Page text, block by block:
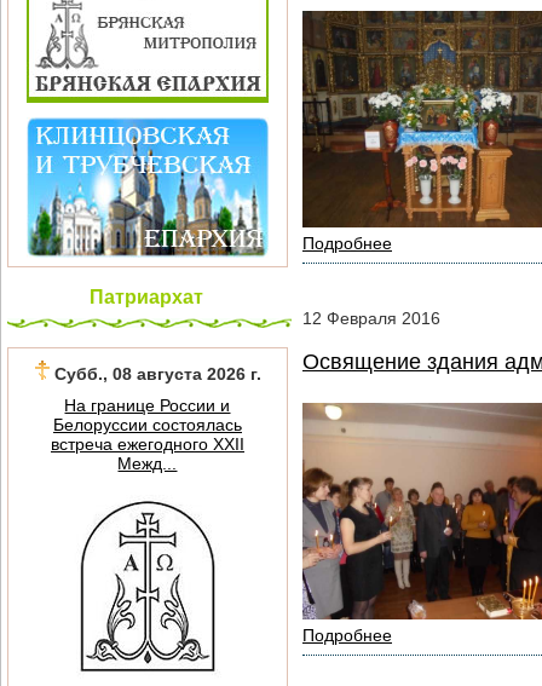
Патриархат
Субб., 08 августа 2026 г.
На границе России и
Белоруссии состоялась
встреча ежегодного XXII
Межд...
Подробнее
12 Февраля 2016
Освящение здания
Подробнее